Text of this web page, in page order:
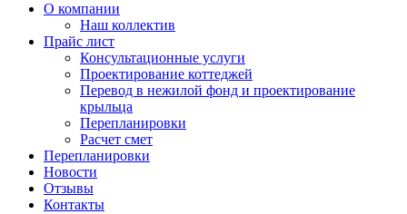
О компании
Наш коллектив
Прайс лист
Консультационные услуги
Проектирование коттеджей
Перевод в нежилой фонд и проектирование
крыльца
Перепланировки
Расчет смет
Перепланировки
Новости
Отзывы
Контакты